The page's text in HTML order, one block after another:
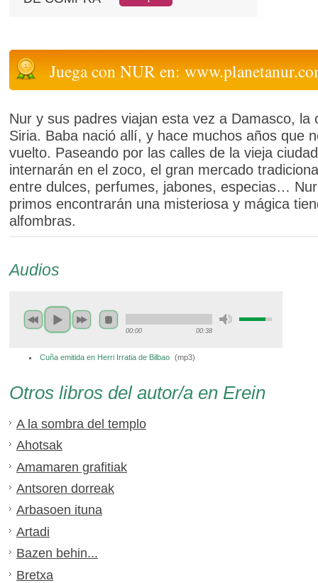
Juega con NUR en:
Nur y sus padres viajan esta vez a Damasco, la
Siria. Baba nació allí, y hace muchos años que
vuelto. Paseando por las calles de la vieja
internarán en el zoco, el gran mercado
entre dulces, perfumes, jabones, especias…
primos encontrarán una misteriosa y mágica
alfombras.
Audios
00:00 00:38
Cuña emitida en Herri Irratia de Bilbao (mp3)
Otros libros del autor/a en Erein
A la sombra del templo
Ahotsak
Amamaren grafitiak
Antsoren dorreak
Arbasoen ituna
Artadi
Bazen behin...
Bretxa